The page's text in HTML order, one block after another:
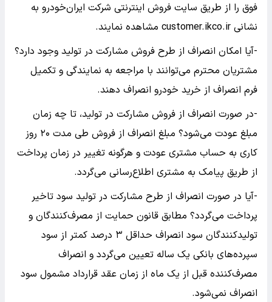
فوق را از طریق سایت فروش اینترنتی شرکت ایران‌خودرو به
نشانی customer.ikco.ir مشاهده نمایند.
-آیا امکان انصراف از طرح فروش مشارکت در تولید وجود دارد؟
مشتریان محترم می‌توانند با مراجعه به نمایندگی و تکمیل
فرم انصراف از خرید خودرو انصراف دهند.
-در صورت انصراف از فروش مشارکت در تولید، تا چه زمان
مبلغ عودت می‌شود؟ مبلغ انصراف از فروش طی مدت ۲۰ روز
کاری به حساب مشتری عودت و هرگونه تغییر در زمان پرداخت
از طریق پیامک به مشتری اطلاع‌رسانی می‌گردد.
-آیا در صورت انصراف از طرح مشارکت در تولید سود تاخیر
پرداخت می‌گردد؟ مطابق قانون حمایت از مصرف‌کنندگان و
تولیدکنندگان سود انصراف حداقل ۳ درصد کمتر از سود
سپرده‌های بانکی یک ساله تعیین می‌گردد و انصراف
مصرف‌کننده قبل از یک ماه از زمان عقد قرارداد مشمول سود
انصراف نمی‌شود.